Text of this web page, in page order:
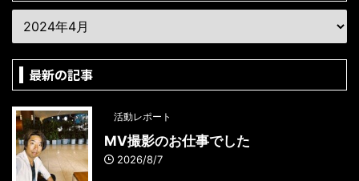
最新の記事
活動レポート
MV撮影のお仕事でした
2026/8/7